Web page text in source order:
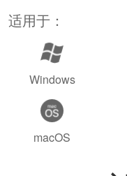
适用于：
Windows
macOS